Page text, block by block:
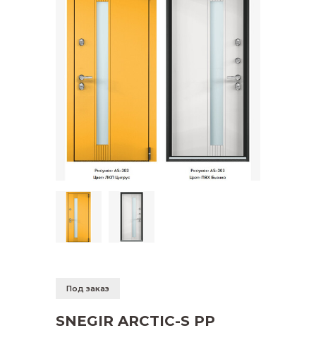
Под заказ
SNEGIR ARCTIC-S PP